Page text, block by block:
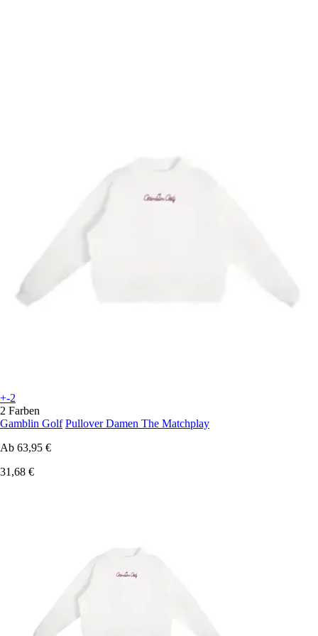
+-2
2 Farben
Gamblin Golf Pullover Damen The Matchplay
Ab 63,95 €
31,68 €